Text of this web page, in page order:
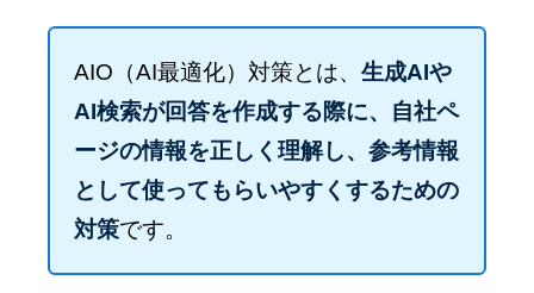
AIO（AI最適化）対策とは、 生成AIや
AI検索が回答を作成する際に、自社ペ
ージの情報を正しく理解し、参考情報
として使ってもらいやすくするための
対策です。